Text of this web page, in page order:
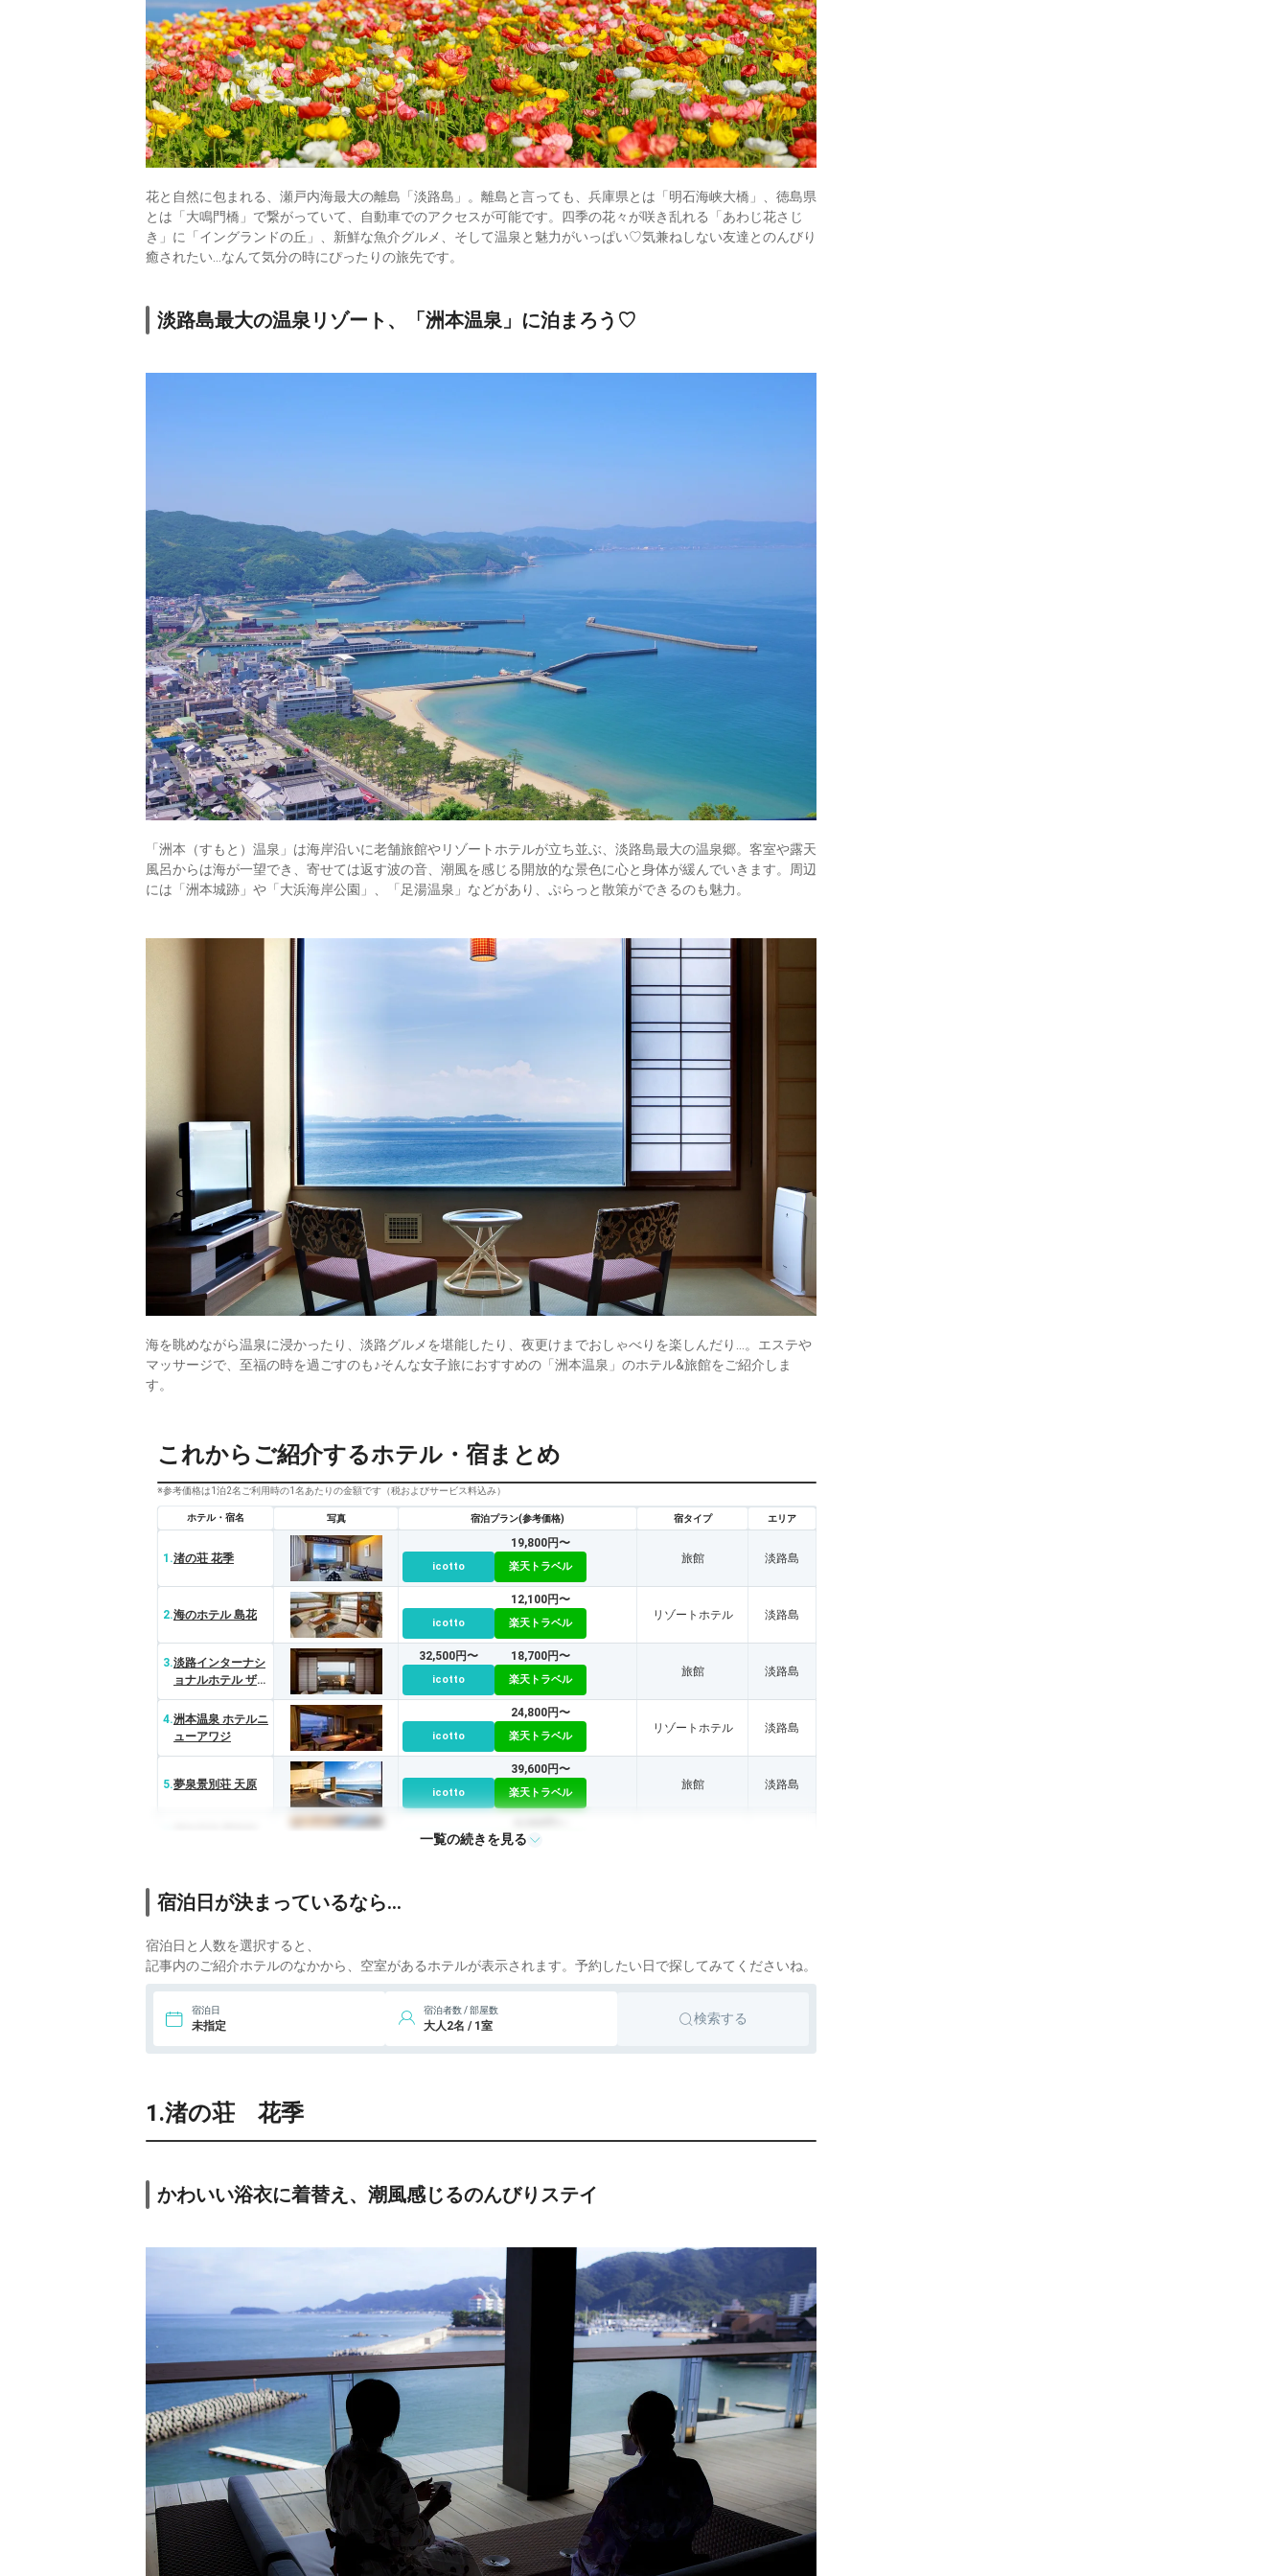
花と自然に包まれる、瀬戸内海最大の離島「淡路島」。離島と言っても、兵庫県とは「明石海峡大橋」、徳島県
とは「大鳴門橋」で繋がっていて、自動車でのアクセスが可能です。四季の花々が咲き乱れる「あわじ花さじ
き」に「イングランドの丘」、新鮮な魚介グルメ、そして温泉と魅力がいっぱい♡気兼ねしない友達とのんびり
癒されたい…なんて気分の時にぴったりの旅先です。
淡路島最大の温泉リゾート、「洲本温泉」に泊まろう♡
「洲本（すもと）温泉」は海岸沿いに老舗旅館やリゾートホテルが立ち並ぶ、淡路島最大の温泉郷。客室や露天
風呂からは海が一望でき、寄せては返す波の音、潮風を感じる開放的な景色に心と身体が緩んでいきます。周辺
には「洲本城跡」や「大浜海岸公園」、「足湯温泉」などがあり、ぷらっと散策ができるのも魅力。
海を眺めながら温泉に浸かったり、淡路グルメを堪能したり、夜更けまでおしゃべりを楽しんだり…。エステや
マッサージで、至福の時を過ごすのも♪そんな女子旅におすすめの「洲本温泉」のホテル&旅館をご紹介しま
す。
これからご紹介するホテル・宿まとめ
※参考価格は1泊2名ご利用時の1名あたりの金額です（税およびサービス料込み）
ホテル・宿名 写真 宿泊プラン(参考価格) 宿タイプ エリア
1.渚の荘 花季
icotto
19,800円〜
楽天トラベル
旅館 淡路島
2.海のホテル 島花
icotto
12,100円〜
楽天トラベル
リゾートホテル 淡路島
3.淡路インターナシ
ョナルホテル ザ・
サンプラザ
32,500円〜
icotto
18,700円〜
楽天トラベル
旅館 淡路島
4.洲本温泉 ホテルニ
ューアワジ
icotto
24,800円〜
楽天トラベル
リゾートホテル 淡路島
5.夢泉景別荘 天原
icotto
39,600円〜
楽天トラベル
旅館 淡路島
icotto 楽天トラベル
7.
淡路島洲本温泉 海
月舘
一覧の続きを見る
宿泊日が決まっているなら…
宿泊日と人数を選択すると、
記事内のご紹介ホテルのなかから、空室があるホテルが表示されます。予約したい日で探してみてくださいね。
宿泊日
未指定
宿泊者数 / 部屋数
大人2名 / 1室 検索する
1.渚の荘 花季
かわいい浴衣に着替え、潮風感じるのんびりステイ